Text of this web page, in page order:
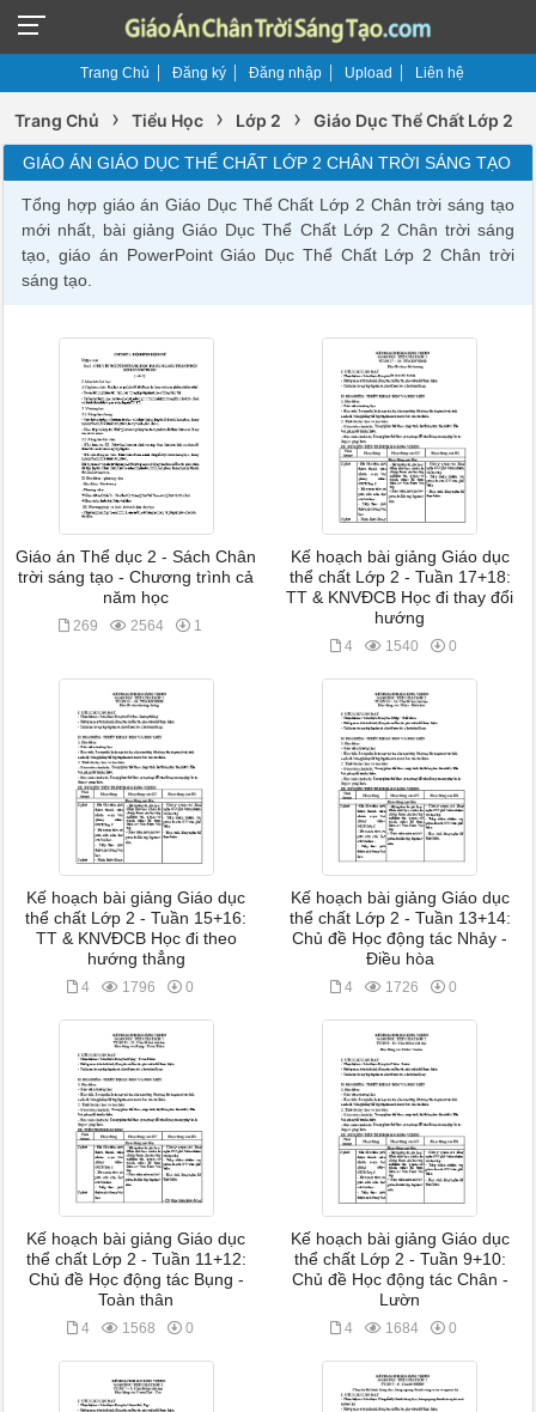
Trang Chủ Đăng ký Đăng nhập Upload Liên hệ
Trang Chủ › Tiểu Học › Lớp 2 › Giáo Dục Thể Chất Lớp 2
GIÁO ÁN GIÁO DỤC THỂ CHẤT LỚP 2 CHÂN TRỜI SÁNG TẠO
Tổng hợp giáo án Giáo Dục Thể Chất Lớp 2 Chân trời sáng tạo
mới nhất, bài giảng Giáo Dục Thể Chất Lớp 2 Chân trời sáng
tạo, giáo án PowerPoint Giáo Dục Thể Chất Lớp 2 Chân trời
sáng tạo.
Giáo án Thể dục 2 - Sách Chân
trời sáng tạo - Chương trình cả
năm học
269 2564 1
Kế hoạch bài giảng Giáo dục
thể chất Lớp 2 - Tuần 17+18:
TT & KNVĐCB Học đi thay đổi
hướng
4 1540 0
Kế hoạch bài giảng Giáo dục
thể chất Lớp 2 - Tuần 15+16:
TT & KNVĐCB Học đi theo
hướng thẳng
4 1796 0
Kế hoạch bài giảng Giáo dục
thể chất Lớp 2 - Tuần 13+14:
Chủ đề Học động tác Nhảy -
Điều hòa
4 1726 0
Kế hoạch bài giảng Giáo dục
thể chất Lớp 2 - Tuần 11+12:
Chủ đề Học động tác Bụng -
Toàn thân
4 1568 0
Kế hoạch bài giảng Giáo dục
thể chất Lớp 2 - Tuần 9+10:
Chủ đề Học động tác Chân -
Lườn
4 1684 0